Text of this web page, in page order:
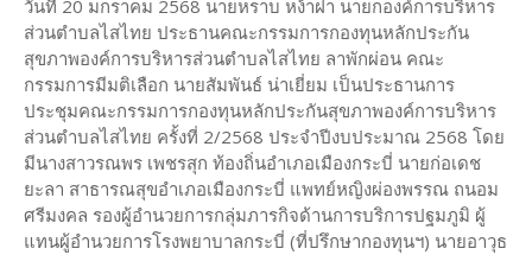
วันที่ 20 มกราคม 2568 นายหราบ หง้าฝา นายกองค์การบริหาร
ส่วนตำบลไสไทย ประธานคณะกรรมการกองทุนหลักประกัน
สุขภาพองค์การบริหารส่วนตำบลไสไทย ลาพักผ่อน คณะ
กรรมการมีมติเลือก นายสัมพันธ์ น่าเยี่ยม เป็นประธานการ
ประชุมคณะกรรมการกองทุนหลักประกันสุขภาพองค์การบริหาร
ส่วนตำบลไสไทย ครั้งที่ 2/2568 ประจำปีงบประมาณ 2568 โดย
มีนางสาวรณพร เพชรสุก ท้องถิ่นอำเภอเมืองกระบี่ นายก่อเดช
ยะลา สาธารณสุขอำเภอเมืองกระบี่ แพทย์หญิงผ่องพรรณ ถนอม
ศรีมงคล รองผู้อำนวยการกลุ่มภารกิจด้านการบริการปฐมภูมิ ผู้
แทนผู้อำนวยการโรงพยาบาลกระบี่ (ที่ปรึกษากองทุนฯ) นายอาวุธ